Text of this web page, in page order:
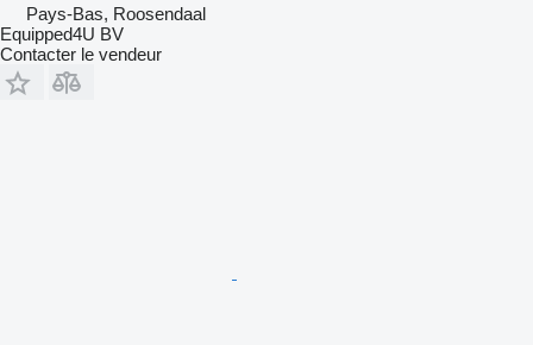
Pays-Bas, Roosendaal
Equipped4U BV
Contacter le vendeur